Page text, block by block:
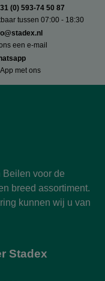
(0) 593-74 50 87
tussen 07:00 - 18:30
een e-mail
met ons
Beilen voor de
breed assortiment.
kunnen wij u van
Stadex